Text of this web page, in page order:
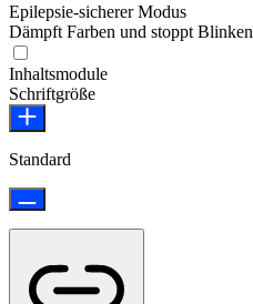
Epilepsie-sicherer Modus
Dämpft Farben und stoppt Blinken
Inhaltsmodule
Schriftgröße
Standard